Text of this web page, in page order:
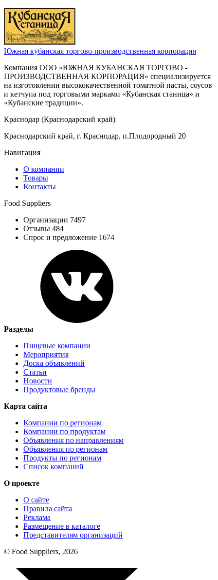
Южная кубанская торгово-производственная корпорация
Компания ООО «ЮЖНАЯ КУБАНСКАЯ ТОРГОВО -
ПРОИЗВОДСТВЕННАЯ КОРПОРАЦИЯ» специализируется
на изготовлении высококачественной томатной пасты, соусов
и кетчупа под торговыми марками «Кубанская станица» и
«Кубанские традиции».
Краснодар (Краснодарский край)
Краснодарский край, г. Краснодар, п.Плодородный 20
Навигация
О компании
Товары
Контакты
Food Suppliers
Организации 7497
Отзывы 484
Спрос и предложение 1674
Разделы
Пищевые компании
Мероприятия
Доска объявлений
Статьи
Новости
Продуктовые бренды
Карта сайта
Компании по регионам
Компании по продуктам
Объявления по направлениям
Объявления по регионам
Продукты по регионам
Список компаний
О проекте
О сайте
Правила сайта
Реклама
Размещение в каталоге
Представителям организаций
© Food Suppliers, 2026